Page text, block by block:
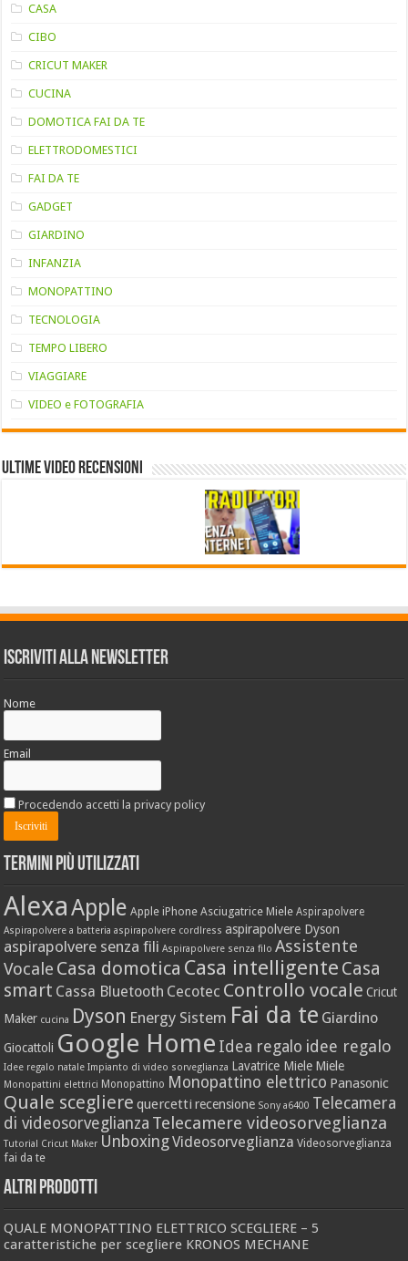
CASA
CIBO
CRICUT MAKER
CUCINA
DOMOTICA FAI DA TE
ELETTRODOMESTICI
FAI DA TE
GADGET
GIARDINO
INFANZIA
MONOPATTINO
TECNOLOGIA
TEMPO LIBERO
VIAGGIARE
VIDEO e FOTOGRAFIA
Ultime VIDEO RECENSIONI
Iscriviti alla Newsletter
Nome
Email
Procedendo accetti la privacy policy
Termini più utilizzati
AlexaApple Apple iPhone Asciugatrice Miele Aspirapolvere
Aspirapolvere a batteria aspirapolvere cordlress aspirapolvere Dyson
aspirapolvere senza fili Aspirapolvere senza filo Assistente
Vocale Casa domotica Casa intelligente Casa
smart Cassa Bluetooth Cecotec Controllo vocale Cricut
Maker cucina Dyson Energy Sistem Fai da te Giardino
Giocattoli Google Home Idea regalo idee regalo
Idee regalo natale Impianto di video sorveglianza Lavatrice Miele Miele
Monopattini elettrici Monopattino Monopattino elettrico Panasonic
Quale scegliere quercetti recensione Sony a6400 Telecamera
di videosorveglianza Telecamere videosorveglianza
Tutorial Cricut Maker UnboxingVideosorveglianza Videosorveglianza
fai da te
Altri prodotti
QUALE MONOPATTINO ELETTRICO SCEGLIERE – 5
caratteristiche per scegliere KRONOS MECHANE